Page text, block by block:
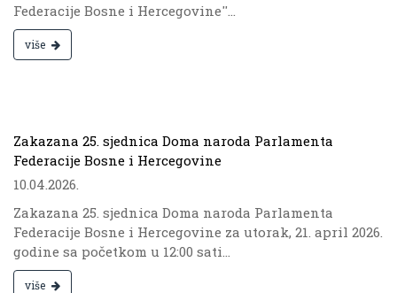
Federacije Bosne i Hercegovine''...
više
Zakazana 25. sjednica Doma naroda Parlamenta
Federacije Bosne i Hercegovine
10.04.2026.
Zakazana 25. sjednica Doma naroda Parlamenta
Federacije Bosne i Hercegovine za utorak, 21. april 2026.
godine sa početkom u 12:00 sati...
više